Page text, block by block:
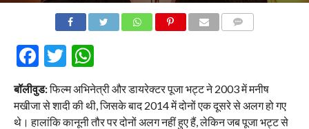
Facebook
Twitter
WhatsApp
बॉलीवुड:फिल्म अभिनेत्री और डायरेक्टर पूजा भट्ट ने 2003 में मनीष
मखीजा से शादी की थी, जिसके बाद 2014 में दोनों एक दूसरे से अलग हो गए
थे। हालांकि कानूनी तौर पर दोनों अलग नहीं हुए हैं, लेकिन जब पूजा भट्ट से